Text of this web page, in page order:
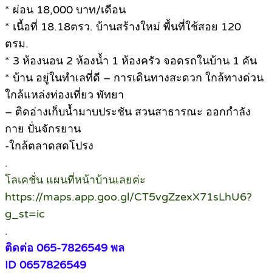
* ผ่อน 18,000 บาท/เดือน
* เนื้อที่ 18.18ตรว. บ้านสร้างใหม่ พื้นที่ใช้สอย 120
ตรม.
* 3 ห้องนอน 2 ห้องน้ำ 1 ห้องครัว จอดรถในบ้าน 1 คัน
* บ้าน อยู่ในทำเลที่ดี – การเดินทางสะดวก ใกล้ทางด่วน
ใกล้แหล่งท่องเที่ยว พัทยา
– ติดอ่างเก็บน้ำมาบประชัน สวนสาธารณะ ออกกำลัง
กาย ปั่นจักรยาน
-ใกล้ตลาดสดโปรง
.
โลเคชั่น แผนที่หน้าบ้านเลยค่ะ
https://maps.app.goo.gl/CT5vgZzexX71sLhU6?
g_st=ic
.
ติดต่อ 065-7826549 พล
ID 0657826549